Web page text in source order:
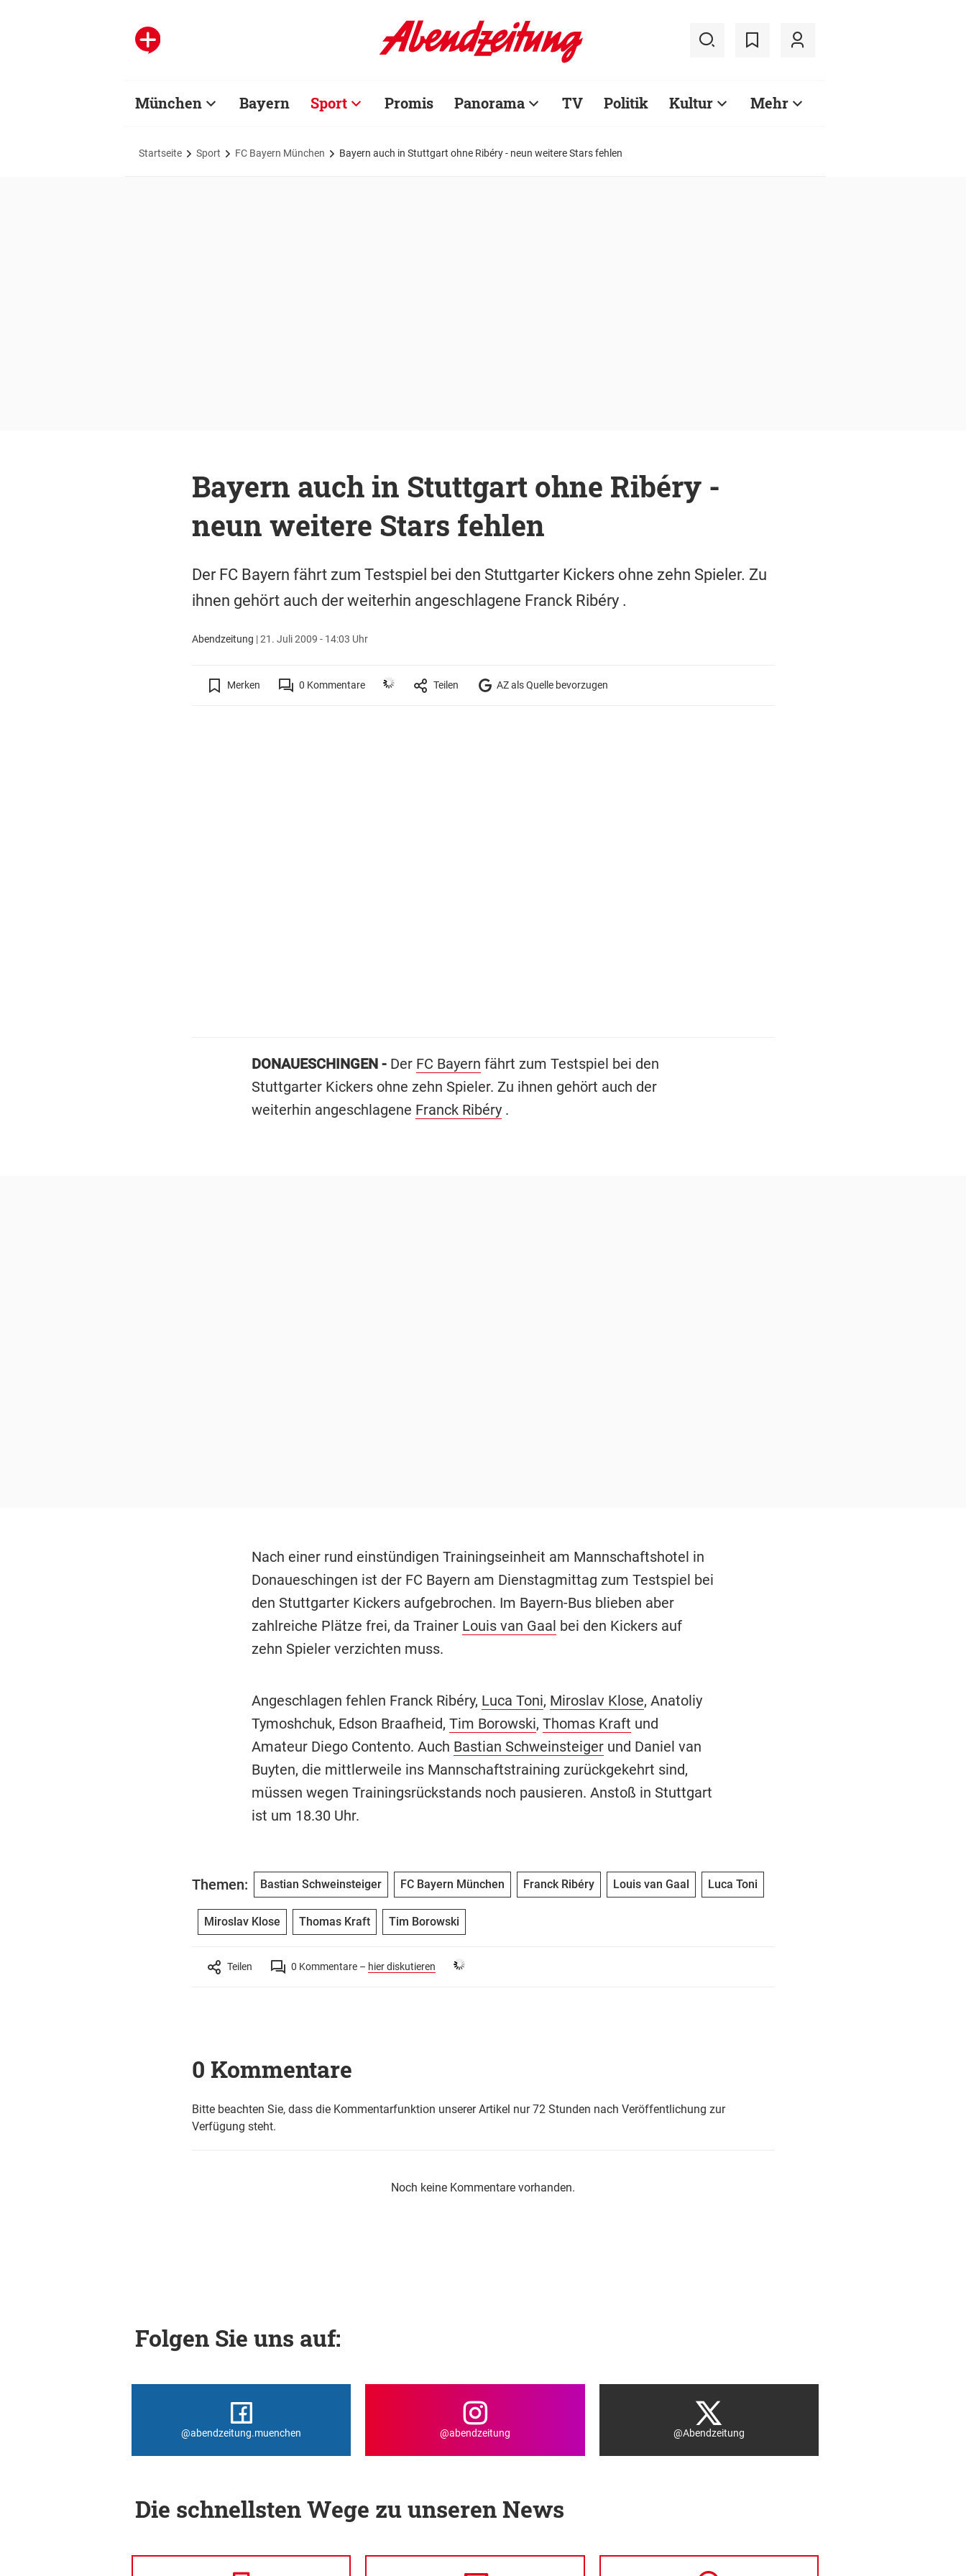
München Bayern Sport Promis Panorama TV Politik Kultur Mehr
Startseite Sport FC Bayern München Bayern auch in Stuttgart ohne Ribéry - neun weitere Stars fehlen
Bayern auch in Stuttgart ohne Ribéry -
neun weitere Stars fehlen
Der FC Bayern fährt zum Testspiel bei den Stuttgarter Kickers ohne zehn Spieler. Zu
ihnen gehört auch der weiterhin angeschlagene Franck Ribéry .
Abendzeitung |21. Juli 2009 - 14:03 Uhr
Merken 0 Kommentare Teilen AZ als Quelle bevorzugen
DONAUESCHINGEN - Der FC Bayern fährt zum Testspiel bei den
Stuttgarter Kickers ohne zehn Spieler. Zu ihnen gehört auch der
weiterhin angeschlagene Franck Ribéry.
Nach einer rund einstündigen Trainingseinheit am Mannschaftshotel in
Donaueschingen ist der FC Bayern am Dienstagmittag zum Testspiel bei
den Stuttgarter Kickers aufgebrochen. Im Bayern-Bus blieben aber
zahlreiche Plätze frei, da Trainer Louis van Gaal bei den Kickers auf
zehn Spieler verzichten muss.
Angeschlagen fehlen Franck Ribéry, Luca Toni, Miroslav Klose, Anatoliy
Tymoshchuk, Edson Braafheid, Tim Borowski, Thomas Kraft und
Amateur Diego Contento. Auch Bastian Schweinsteigerund Daniel van
Buyten, die mittlerweile ins Mannschaftstraining zurückgekehrt sind,
müssen wegen Trainingsrückstands noch pausieren. Anstoß in Stuttgart
ist um 18.30 Uhr.
Themen: Bastian Schweinsteiger FC Bayern München Franck Ribéry Louis van Gaal Luca Toni
Miroslav Klose Thomas Kraft Tim Borowski
Teilen 0 Kommentare – hier diskutieren
0 Kommentare
Bitte beachten Sie, dass die Kommentarfunktion unserer Artikel nur 72 Stunden nach Veröffentlichung zur
Verfügung steht.
Noch keine Kommentare vorhanden.
Folgen Sie uns auf:
@abendzeitung.muenchen @abendzeitung @Abendzeitung
Die schnellsten Wege zu unseren News